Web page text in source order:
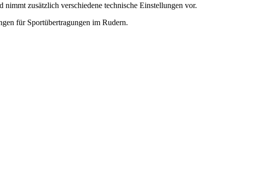
zusätzlich verschiedene technische Einstellungen vor.
für Sportübertragungen im Rudern.